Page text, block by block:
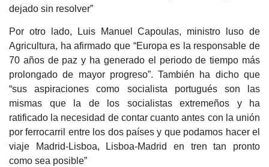
dejado sin resolver”
Por otro lado, Luis Manuel Capoulas, ministro luso de
Agricultura, ha afirmado que “Europa es la responsable de
70 años de paz y ha generado el periodo de tiempo más
prolongado de mayor progreso”. También ha dicho que
“sus aspiraciones como socialista portugués son las
mismas que la de los socialistas extremeños y ha
ratificado la necesidad de contar cuanto antes con la unión
por ferrocarril entre los dos países y que podamos hacer el
viaje Madrid-Lisboa, Lisboa-Madrid en tren tan pronto
como sea posible”